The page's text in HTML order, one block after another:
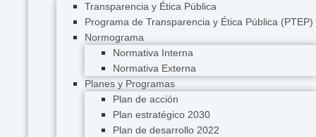
Transparencia y Ética Pública
Programa de Transparencia y Ética Pública (PTEP)
Normograma
Normativa Interna
Normativa Externa
Planes y Programas
Plan de acción
Plan estratégico 2030
Plan de desarrollo 2022